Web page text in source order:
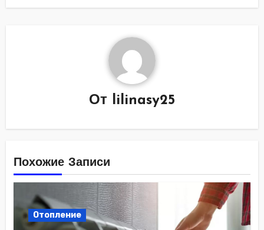
От lilinasy25
Похожие Записи
Отопление